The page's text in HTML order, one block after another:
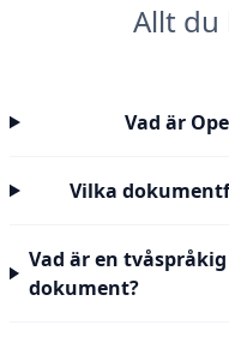
Allt du
Vad är
Vilka
Vad är en
dokument?